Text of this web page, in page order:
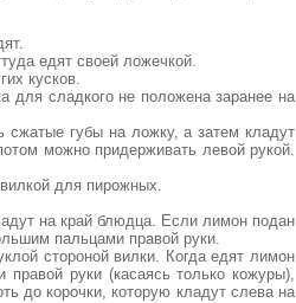
едят своей ложечкой.
кусков.
для сладкого не положена заранее на
сжатые губы на ложку, а затем кладут
можно придерживать левой рукой.
для пирожных.
на край блюдца. Если лимон подан
пальцами правой руки.
стороной вилки. Когда едят лимон
руки (касаясь только кожуры),
до корочки, которую кладут слева на